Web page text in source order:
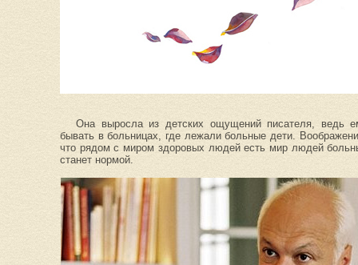
Она выросла из детских ощущений писателя, ведь
бывать в больницах, где лежали больные дети.
что рядом с миром здоровых людей есть мир людей
станет нормой.